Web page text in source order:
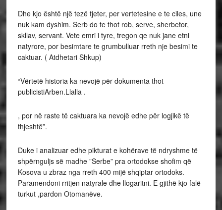
Dhe kjo është një tezë tjeter, per vertetesine e te ciles, une
nuk kam dyshim. Serb do te thot rob, serve, sherbetor,
skllav, servant. Vete emri i tyre, tregon qe nuk jane etni
natyrore, por besimtare te grumbulluar rreth nje besimi te
caktuar. ( Atdhetari Shkup)
“Vërtetë historia ka nevojë për dokumenta thot
publicistiArben.Llalla .
, por në raste të caktuara ka nevojë edhe për logjikë të
thjeshtë”.
Duke i analizuar edhe pikturat e kohërave të ndryshme të
shpërnguljs së madhe ”Serbe” pra ortodokse shofim që
Kosova u zbraz nga rreth 400 mijë shqiptar ortodoks.
Paramendoni rritjen natyrale dhe llogaritni. E gjithë kjo falë
turkut ,pardon Otomanëve.